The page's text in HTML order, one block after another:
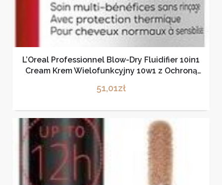
L’Oreal Professionnel Blow-Dry Fluidifier 10in1
Cream Krem Wielofunkcyjny 10w1 z Ochroną
51,01zł